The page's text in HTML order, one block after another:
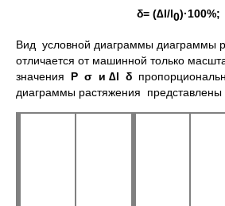
δ= (∆l/l0)·100%;
Вид условной диаграммы диаграммы
отличается от машинной только
значения P σ и ∆l δ
диаграммы растяжения представлены